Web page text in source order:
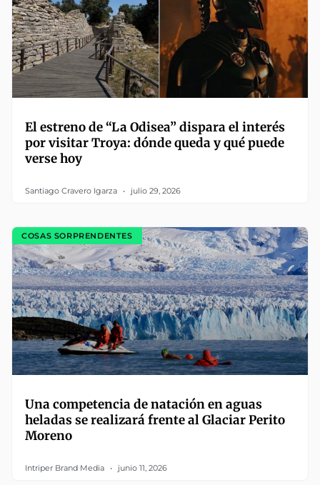
El estreno de “La Odisea” dispara el interés
por visitar Troya: dónde queda y qué puede
verse hoy
Santiago Cravero Igarza julio 29, 2026
COSAS SORPRENDENTES
Una competencia de natación en aguas
heladas se realizará frente al Glaciar Perito
Moreno
Intriper Brand Media junio 11, 2026